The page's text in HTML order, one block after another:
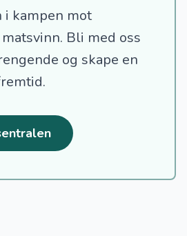
i kampen mot
Bli med oss
og skape en